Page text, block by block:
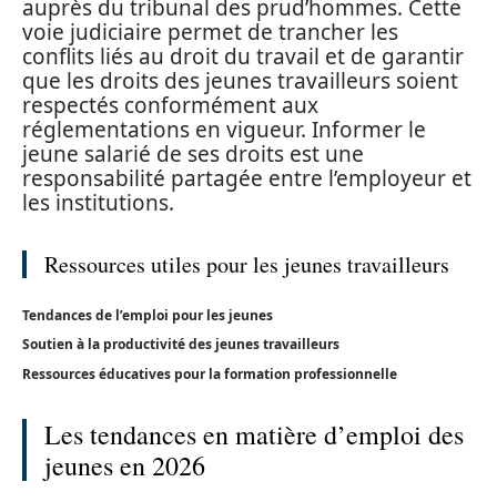
auprès du tribunal des prud’hommes. Cette
voie judiciaire permet de trancher les
conflits liés au droit du travail et de garantir
que les droits des jeunes travailleurs soient
respectés conformément aux
réglementations en vigueur. Informer le
jeune salarié de ses droits est une
responsabilité partagée entre l’employeur et
les institutions.
Ressources utiles pour les jeunes travailleurs
Tendances de l’emploi pour les jeunes
Soutien à la productivité des jeunes travailleurs
Ressources éducatives pour la formation professionnelle
Les tendances en matière d’emploi des
jeunes en 2026